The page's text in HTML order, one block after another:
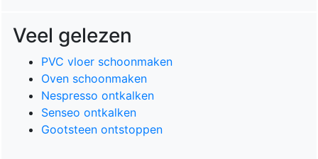
Veel gelezen
PVC vloer schoonmaken
Oven schoonmaken
Nespresso ontkalken
Senseo ontkalken
Gootsteen ontstoppen